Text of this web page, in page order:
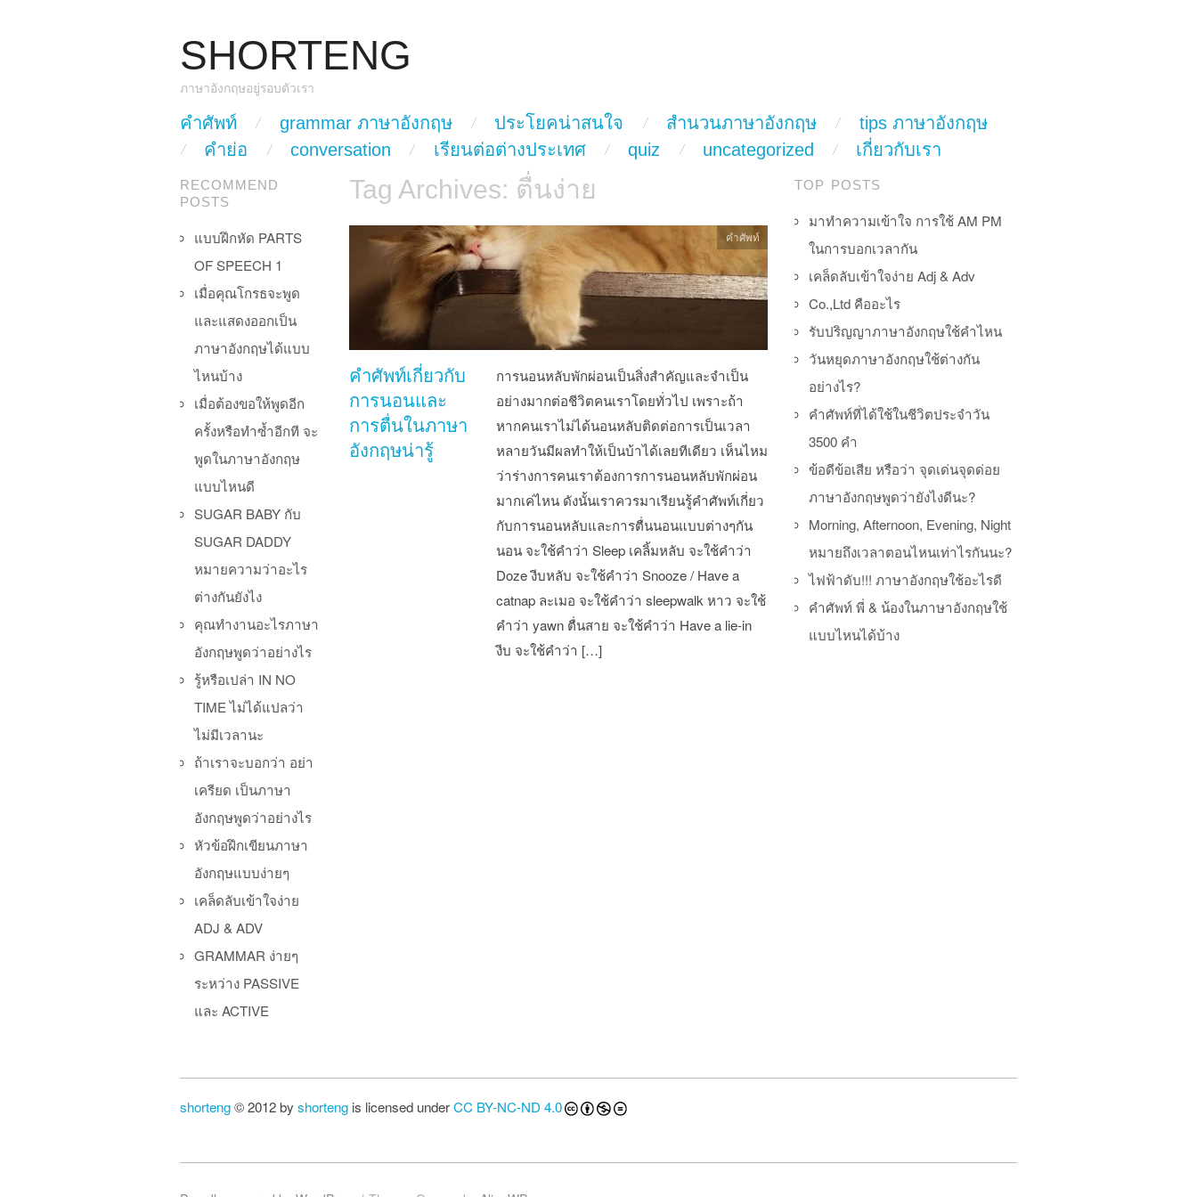
SHORTENG
ภาษาอังกฤษอยู่รอบตัวเรา
Main Menu
skip to content
คำศัพท์ grammar ภาษาอังกฤษ ประโยคน่าสนใจ สำนวนภาษาอังกฤษ
tips ภาษาอังกฤษ
คำย่อ
conversation เรียนต่อต่างประเทศ quiz uncategorized เกี่ยวกับเรา
Tag Archives: ตื่นง่าย
คำศัพท์เกี่ยวกับ
การนอนและ
การตื่นในภาษา
อังกฤษน่ารู้
การนอนหลับพักผ่อนเป็นสิ่งสำคัญและจำเป็น
อย่างมากต่อชีวิตคนเราโดยทั่วไป เพราะถ้า
หากคนเราไม่ได้นอนหลับติดต่อการเป็นเวลา
หลายวันมีผลทำให้เป็นบ้าได้เลยทีเดียว เห็นไหม
ว่าร่างการคนเราต้องการการนอนหลับพักผ่อน
มากเค่ไหน ดังนั้นเราควรมาเรียนรู้คำศัพท์เกี่ยว
กับการนอนหลับและการตื่นนอนแบบต่างๆกัน
นอน จะใช้คำว่า Sleep เคลิ้มหลับ จะใช้คำว่า
Doze งีบหลับ จะใช้คำว่า Snooze / Have a
catnap ละเมอ จะใช้คำว่า sleepwalk หาว จะใช้
คำว่า yawn ตื่นสาย จะใช้คำว่า Have a lie-in
งีบ จะใช้คำว่า […]
คำศัพท์
RECOMMEND
POSTS
แบบฝึกหัด PARTS
OF SPEECH 1
เมื่อคุณโกรธจะพูด
และแสดงออกเป็น
ภาษาอังกฤษได้แบบ
ไหนบ้าง
เมื่อต้องขอให้พูดอีก
ครั้งหรือทำซ้ำอีกที จะ
พูดในภาษาอังกฤษ
แบบไหนดี
SUGAR BABY กับ
SUGAR DADDY
หมายความว่าอะไร
ต่างกันยังไง
คุณทำงานอะไรภาษา
อังกฤษพูดว่าอย่างไร
รู้หรือเปล่า IN NO
TIME ไม่ได้แปลว่า
ไม่มีเวลานะ
ถ้าเราจะบอกว่า อย่า
เครียด เป็นภาษา
อังกฤษพูดว่าอย่างไร
หัวข้อฝึกเขียนภาษา
อังกฤษแบบง่ายๆ
เคล็ดลับเข้าใจง่าย
ADJ & ADV
GRAMMAR ง่ายๆ
ระหว่าง PASSIVE
และ ACTIVE
TOP POSTS
มาทำความเข้าใจ การใช้ AM PM
ในการบอกเวลากัน
เคล็ดลับเข้าใจง่าย Adj & Adv
Co.,Ltd คืออะไร
รับปริญญาภาษาอังกฤษใช้คำไหน
วันหยุดภาษาอังกฤษใช้ต่างกัน
อย่างไร?
คำศัพท์ที่ได้ใช้ในชีวิตประจำวัน
3500 คำ
ข้อดีข้อเสีย หรือว่า จุดเด่นจุดด่อย
ภาษาอังกฤษพูดว่ายังไงดีนะ?
Morning, Afternoon, Evening, Night
หมายถึงเวลาตอนไหนเท่าไรกันนะ?
ไฟฟ้าดับ!!! ภาษาอังกฤษใช้อะไรดี
คำศัพท์ พี่ & น้องในภาษาอังกฤษใช้
แบบไหนได้บ้าง
shorteng© 2012 by shorteng is licensed underCC BY-NC-ND 4.0